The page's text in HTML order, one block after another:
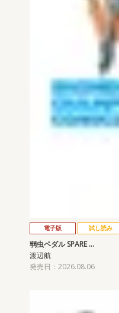
電子版 試し読み
弱虫ペダル SPARE …
渡辺航
発売日：2026.08.06